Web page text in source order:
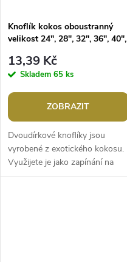
Knoflík kokos oboustranný
velikost 24", 28", 32", 36", 40",
13,39 Kč
Skladem 65 ks
ZOBRAZIT
Dvoudírkové knoflíky jsou
vyrobené z exotického kokosu.
Využijete je jako zapínání na
svetry, vesty nebo tašky. Jsou